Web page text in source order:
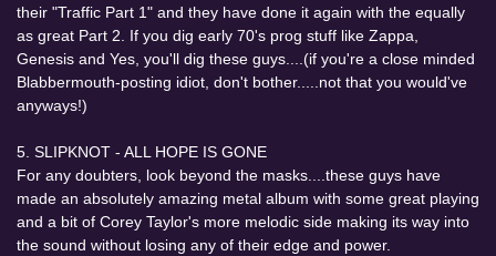
their "Traffic Part 1" and they have done it again with the equally
as great Part 2. If you dig early 70's prog stuff like Zappa,
Genesis and Yes, you'll dig these guys....(if you're a close minded
Blabbermouth-posting idiot, don't bother.....not that you would've
anyways!)
5. SLIPKNOT - ALL HOPE IS GONE
For any doubters, look beyond the masks....these guys have
made an absolutely amazing metal album with some great playing
and a bit of Corey Taylor's more melodic side making its way into
the sound without losing any of their edge and power.